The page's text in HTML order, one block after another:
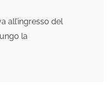
all’ingresso del
la